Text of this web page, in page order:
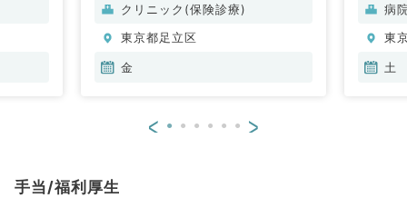
クリニック(保険診療)
東京都足立区
金
病
東
土
< >
手当/福利厚生